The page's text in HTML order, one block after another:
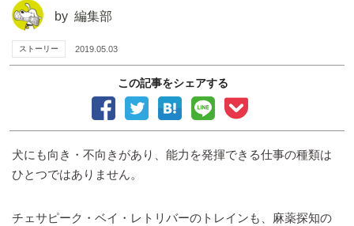
by 編集部
ストーリー 2019.05.03
この記事をシェアする
犬にも向き・不向きがあり、能力を発揮できる仕事の種類は
ひとつではありません。
チェサピーク・ベイ・レトリバーのトレインも、麻薬探知の